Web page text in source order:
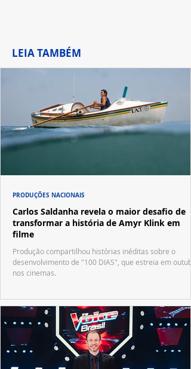
LEIA TAMBÉM
Carlos Saldanha revela o maior desafio de
transformar a história de Amyr Klink em
filme
Produção compartilhou histórias inéditas sobre o
desenvolvimento de "100 DIAS", que estreia em
nos cinemas.
PRODUÇÕES NACIONAIS